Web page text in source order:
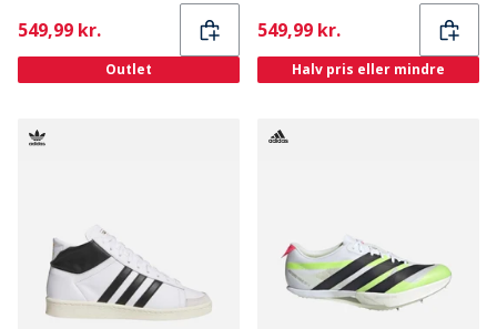
Current
549,99 kr.
Outlet
Current
549,99 kr.
Halv pris eller mindre